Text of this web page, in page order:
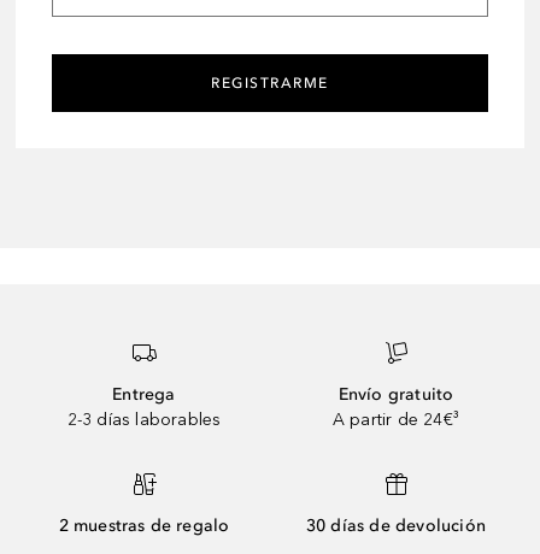
REGISTRARME
Entrega
2-3 días laborables
Envío gratuito
A partir de 24€³
2 muestras de regalo 30 días de devolución